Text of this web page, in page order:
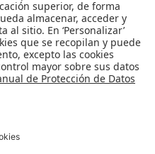
1297 del 30 de mayo de